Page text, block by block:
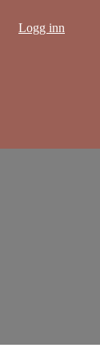
Logg inn